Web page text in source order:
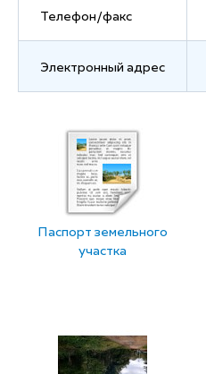
Телефон/факс
Электронный адрес
Паспорт земельного
участка